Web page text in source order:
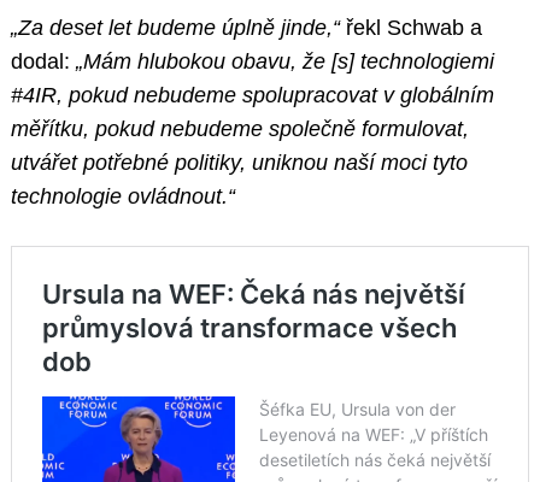
„Za deset let budeme úplně jinde,“ řekl Schwab a
dodal: „Mám hlubokou obavu, že [s] technologiemi
#4IR, pokud nebudeme spolupracovat v globálním
měřítku, pokud nebudeme společně formulovat,
utvářet potřebné politiky, uniknou naší moci tyto
technologie ovládnout.“